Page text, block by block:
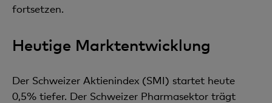
fortsetzen.
Heutige Marktentwicklung
Der Schweizer Aktienindex (SMI) startet heute
0,5% tiefer. Der Schweizer Pharmasektor trägt